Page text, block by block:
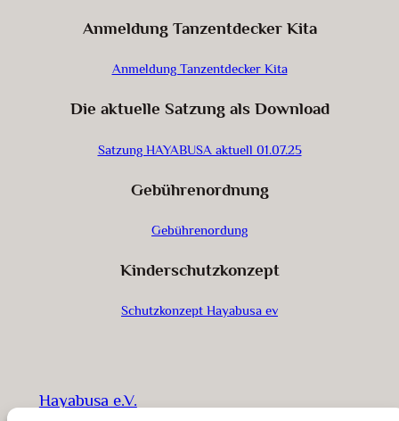
Anmeldung Tanzentdecker Kita
Anmeldung Tanzentdecker Kita
Die aktuelle Satzung als Download
Satzung HAYABUSA aktuell 01.07.25
Gebührenordnung
Gebührenordung
Kinderschutzkonzept
Schutzkonzept Hayabusa ev
Hayabusa e.V.